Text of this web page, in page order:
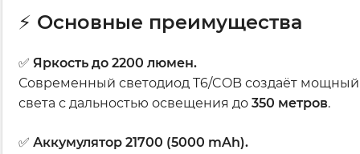
⚡ Основные преимущества
✅ Яркость до 2200 люмен.
Современный светодиод T6/COB создаёт мощный
света с дальностью освещения до 350 метров.
✅ Аккумулятор 21700 (5000 mAh).